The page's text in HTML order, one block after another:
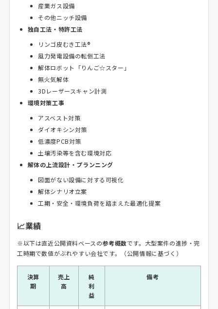
産業ガス設備
その他ニッチ設備
独自工法・特許工法
リンゴ皮むき工法®
風力発電設備の転倒工法
解体ロボット「りんご☆スター」
無火気解体
3Dレーザースキャン計測
環境対策工事
アスベスト対策
ダイオキシン対策
低濃度PCB対策
土壌汚染等を含む環境対応
解体の上流設計・プランニング
図面がない設備に対する可視化
解体シナリオ立案
工期・安全・環境負荷を踏まえた最適化提案
📈業績
※以下は直近公開資料ベースの参考概数です。大型案件の進捗・完
工時期で数値がぶれやすい会社です。（公開情報に基づく）
決算
期
売上
高
純
利
益
備考